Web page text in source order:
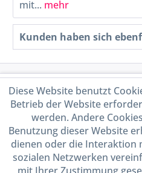
mit... mehr
Kunden haben sich
Service Hotline
Shop Service
Informationen
Diese Website benutzt
Betrieb der Website
werden. Andere
Benutzung dieser Website
dienen oder die Interaktion
sozialen Netzwerken